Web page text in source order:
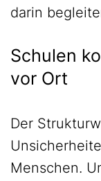
darin
Schulen
vor Ort
Der
Menschen.